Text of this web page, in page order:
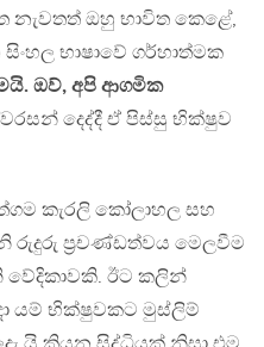
නැවතත් ඔහු භාවිත කෙළේ,
සිංහල භාෂාවේ ගර්හාත්මක
ඔව්, අපි ආගමික
දෙද්දී ඒ පිස්සු භික්ෂුව
කැරලි කෝලාහල සහ
රුදුරු ප‍්‍රචණ්ඩත්වය මෙලවීම
වේදිකාවකි. ඊට කලින්
යම් භික්ෂුවකට මුස්ලිම්